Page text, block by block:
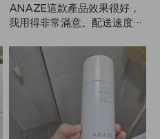
ANAZE這款產品效果很好，
我用得非常滿意。配送速度也
了。整體來說非常滿意，下次
一定會再回購！⭐️